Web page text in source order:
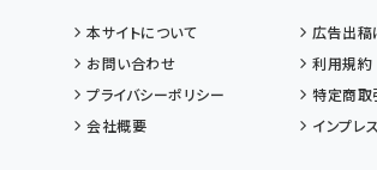
本サイトについて
広告出稿
お問い合わせ
利用規約
プライバシーポリシー
特定商取
会社概要
インプレ